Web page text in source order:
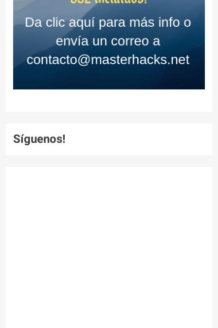
Síguenos!